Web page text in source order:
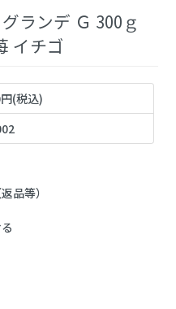
ランデ Ｇ 300ｇ
イチゴ
(税込)
品等）